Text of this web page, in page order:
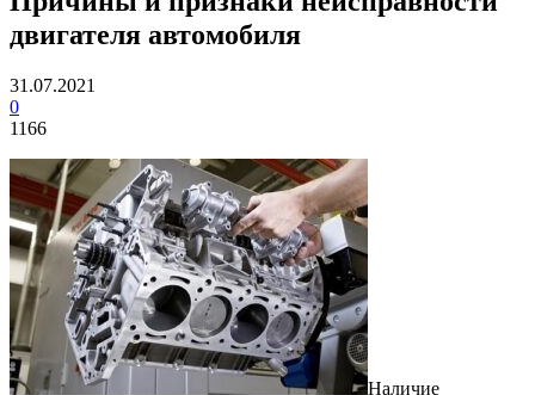
двигателя автомобиля
31.07.2021
0
1166
Наличие